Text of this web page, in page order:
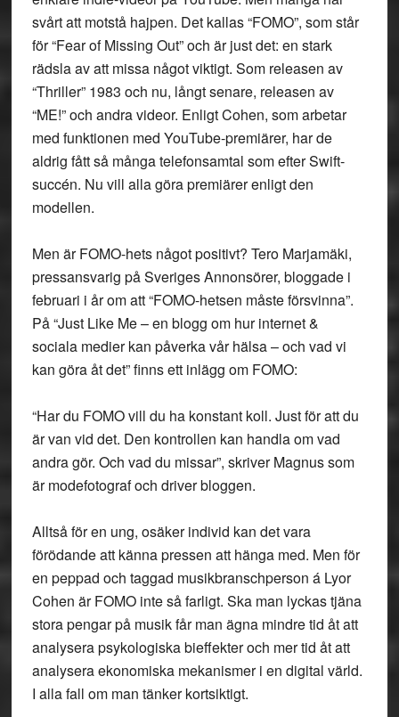
svårt att motstå hajpen. Det kallas “FOMO”, som står
för “Fear of Missing Out” och är just det: en stark
rädsla av att missa något viktigt. Som releasen av
“Thriller” 1983 och nu, långt senare, releasen av
“ME!” och andra videor. Enligt Cohen, som arbetar
med funktionen med YouTube-premiärer, har de
aldrig fått så många telefonsamtal som efter Swift-
succén. Nu vill alla göra premiärer enligt den
modellen.
Men är FOMO-hets något positivt? Tero Marjamäki,
pressansvarig på Sveriges Annonsörer, bloggade i
februari i år om att “FOMO-hetsen måste försvinna”.
På “Just Like Me – en blogg om hur internet &
sociala medier kan påverka vår hälsa – och vad vi
kan göra åt det” finns ett inlägg om FOMO:
“Har du FOMO vill du ha konstant koll. Just för att du
är van vid det. Den kontrollen kan handla om vad
andra gör. Och vad du missar”, skriver Magnus som
är modefotograf och driver bloggen.
Alltså för en ung, osäker individ kan det vara
förödande att känna pressen att hänga med. Men för
en peppad och taggad musikbranschperson á Lyor
Cohen är FOMO inte så farligt. Ska man lyckas tjäna
stora pengar på musik får man ägna mindre tid åt att
analysera psykologiska bieffekter och mer tid åt att
analysera ekonomiska mekanismer i en digital värld.
I alla fall om man tänker kortsiktigt.